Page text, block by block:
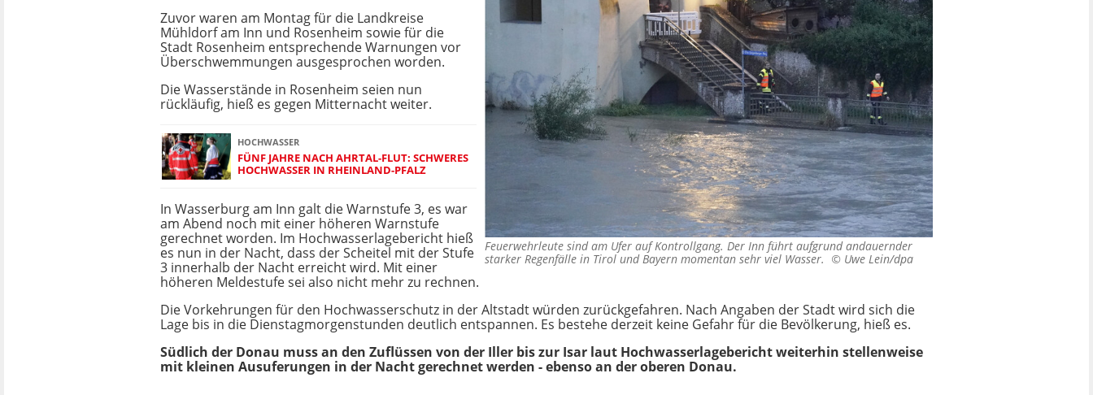
Feuerwehrleute sind am Ufer auf Kontrollgang. Der Inn führt aufgrund andauernder
starker Regenfälle in Tirol und Bayern momentan sehr viel Wasser. © Uwe Lein/dpa
Zuvor waren am Montag für die Landkreise
Mühldorf am Inn und Rosenheim sowie für die
Stadt Rosenheim entsprechende Warnungen vor
Überschwemmungen ausgesprochen worden.
Die Wasserstände in Rosenheim seien nun
rückläufig, hieß es gegen Mitternacht weiter.
HOCHWASSER
FÜNF JAHRE NACH AHRTAL-FLUT: SCHWERES
HOCHWASSER IN RHEINLAND-PFALZ
In Wasserburg am Inn galt die Warnstufe 3, es war
am Abend noch mit einer höheren Warnstufe
gerechnet worden. Im Hochwasserlagebericht hieß
es nun in der Nacht, dass der Scheitel mit der Stufe
3 innerhalb der Nacht erreicht wird. Mit einer
höheren Meldestufe sei also nicht mehr zu rechnen.
Die Vorkehrungen für den Hochwasserschutz in der Altstadt würden zurückgefahren. Nach Angaben der Stadt wird sich die
Lage bis in die Dienstagmorgenstunden deutlich entspannen. Es bestehe derzeit keine Gefahr für die Bevölkerung, hieß es.
Südlich der Donau muss an den Zuflüssen von der Iller bis zur Isar laut Hochwasserlageberichtweiterhin stellenweise
mit kleinen Ausuferungen in der Nacht gerechnet werden - ebenso an der oberen Donau.